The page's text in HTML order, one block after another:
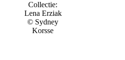
Collectie:
Lena Erziak
© Sydney
Korsse